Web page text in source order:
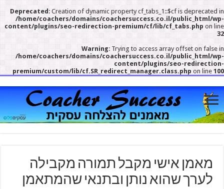
Deprecated : Creation of dynamic property cf_tabs_1::$cf is deprecated in
/home/coachers/domains/coachersuccess.co.il/public_html/wp-
content/plugins/seo-redirection-premium/cf/lib/cf_tabs.php on line
32
Warning: Trying to access array offset on false in
/home/coachers/domains/coachersuccess.co.il/public_html/wp-
content/plugins/seo-redirection-
premium/custom/lib/cf.SR_redirect_manager.class.php on line 100
מאמן אישי מקבל תמורה מקבילה
לערך שהוא נותן ובתנאי שהמתאמן